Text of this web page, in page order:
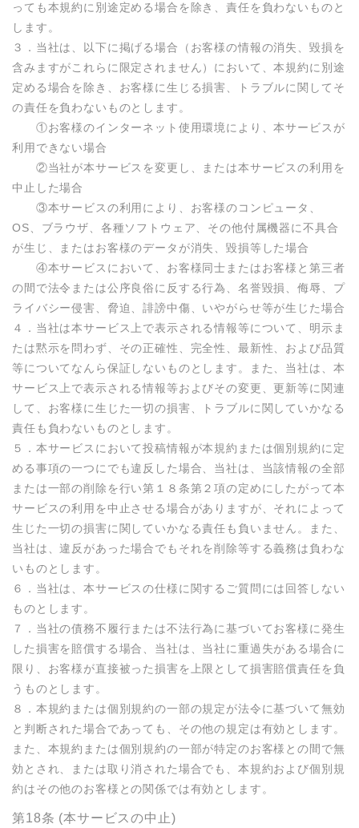
っても本規約に別途定める場合を除き、責任を負わないものと
します。
３．当社は、以下に掲げる場合（お客様の情報の消失、毀損を
含みますがこれらに限定されません）において、本規約に別途
定める場合を除き、お客様に生じる損害、トラブルに関してそ
の責任を負わないものとします。
①お客様のインターネット使用環境により、本サービスが
利用できない場合
②当社が本サービスを変更し、または本サービスの利用を
中止した場合
③本サービスの利用により、お客様のコンピュータ、
OS、ブラウザ、各種ソフトウェア、その他付属機器に不具合
が生じ、またはお客様のデータが消失、毀損等した場合
④本サービスにおいて、お客様同士またはお客様と第三者
の間で法令または公序良俗に反する行為、名誉毀損、侮辱、プ
ライバシー侵害、脅迫、誹謗中傷、いやがらせ等が生じた場合
４．当社は本サービス上で表示される情報等について、明示ま
たは黙示を問わず、その正確性、完全性、最新性、および品質
等についてなんら保証しないものとします。また、当社は、本
サービス上で表示される情報等およびその変更、更新等に関連
して、お客様に生じた一切の損害、トラブルに関していかなる
責任も負わないものとします。
５．本サービスにおいて投稿情報が本規約または個別規約に定
める事項の一つにでも違反した場合、当社は、当該情報の全部
または一部の削除を行い第１８条第２項の定めにしたがって本
サービスの利用を中止させる場合がありますが、それによって
生じた一切の損害に関していかなる責任も負いません。また、
当社は、違反があった場合でもそれを削除等する義務は負わな
いものとします。
６．当社は、本サービスの仕様に関するご質問には回答しない
ものとします。
７．当社の債務不履行または不法行為に基づいてお客様に発生
した損害を賠償する場合、当社は、当社に重過失がある場合に
限り、お客様が直接被った損害を上限として損害賠償責任を負
うものとします。
８．本規約または個別規約の一部の規定が法令に基づいて無効
と判断された場合であっても、その他の規定は有効とします。
また、本規約または個別規約の一部が特定のお客様との間で無
効とされ、または取り消された場合でも、本規約および個別規
約はその他のお客様との関係では有効とします。
第18条 (本サービスの中止)